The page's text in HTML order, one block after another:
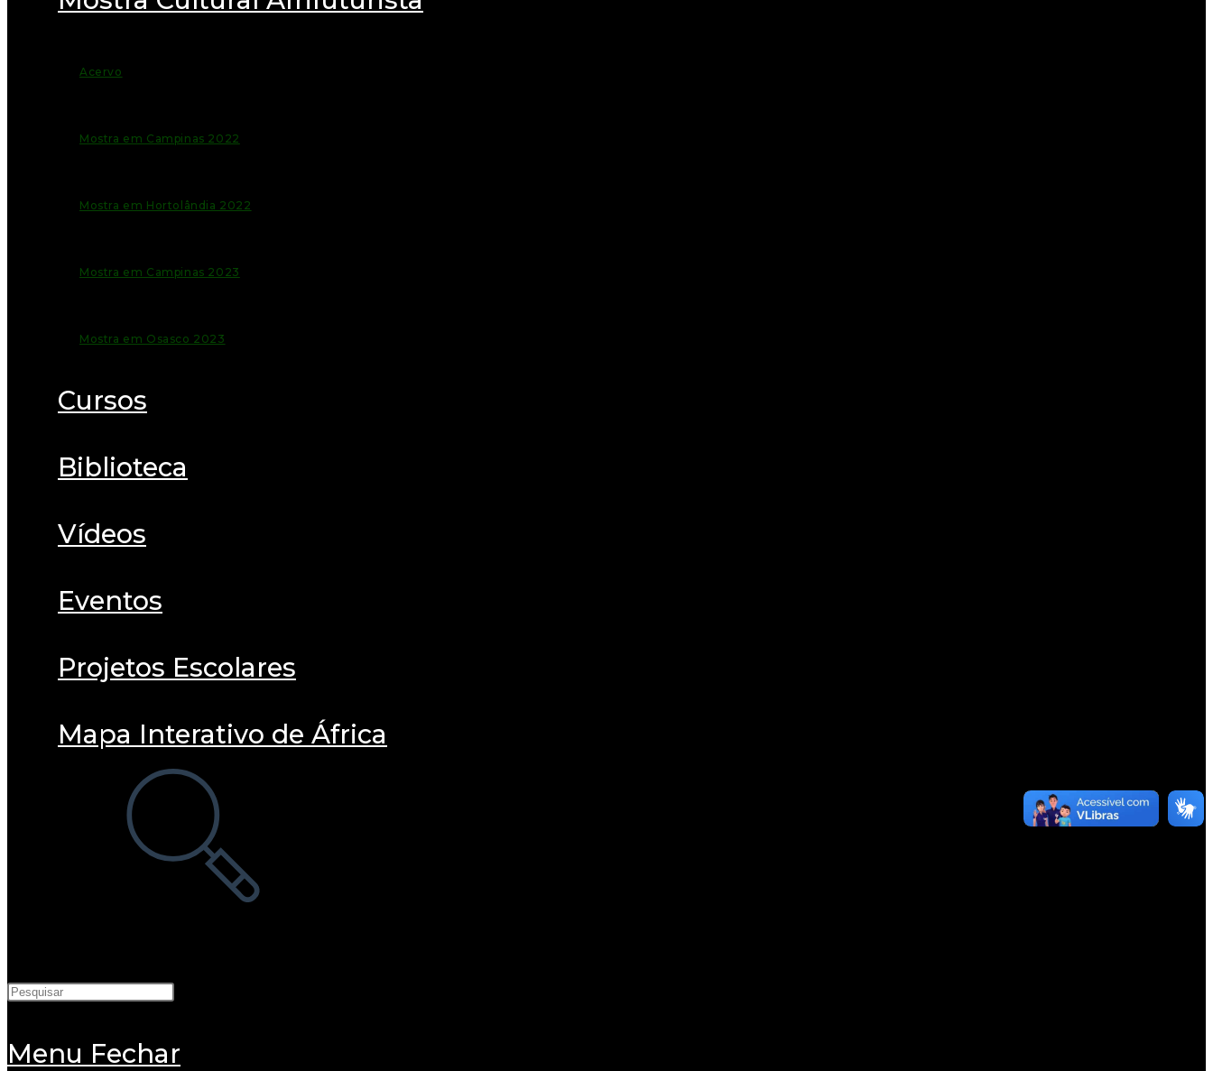
Acervo
Mostra em Campinas 2022
Mostra em Hortolândia 2022
Mostra em Campinas 2023
Mostra em Osasco 2023
Cursos
Biblioteca
Vídeos
Eventos
Projetos Escolares
Mapa Interativo de África
Alternar
pesquisa
Menu Fechar